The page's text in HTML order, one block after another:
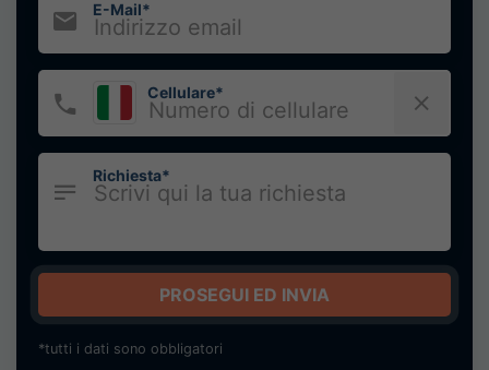
E-Mail*
Cellulare*
Richiesta*
PROSEGUI ED INVIA
*tutti i dati sono obbligatori